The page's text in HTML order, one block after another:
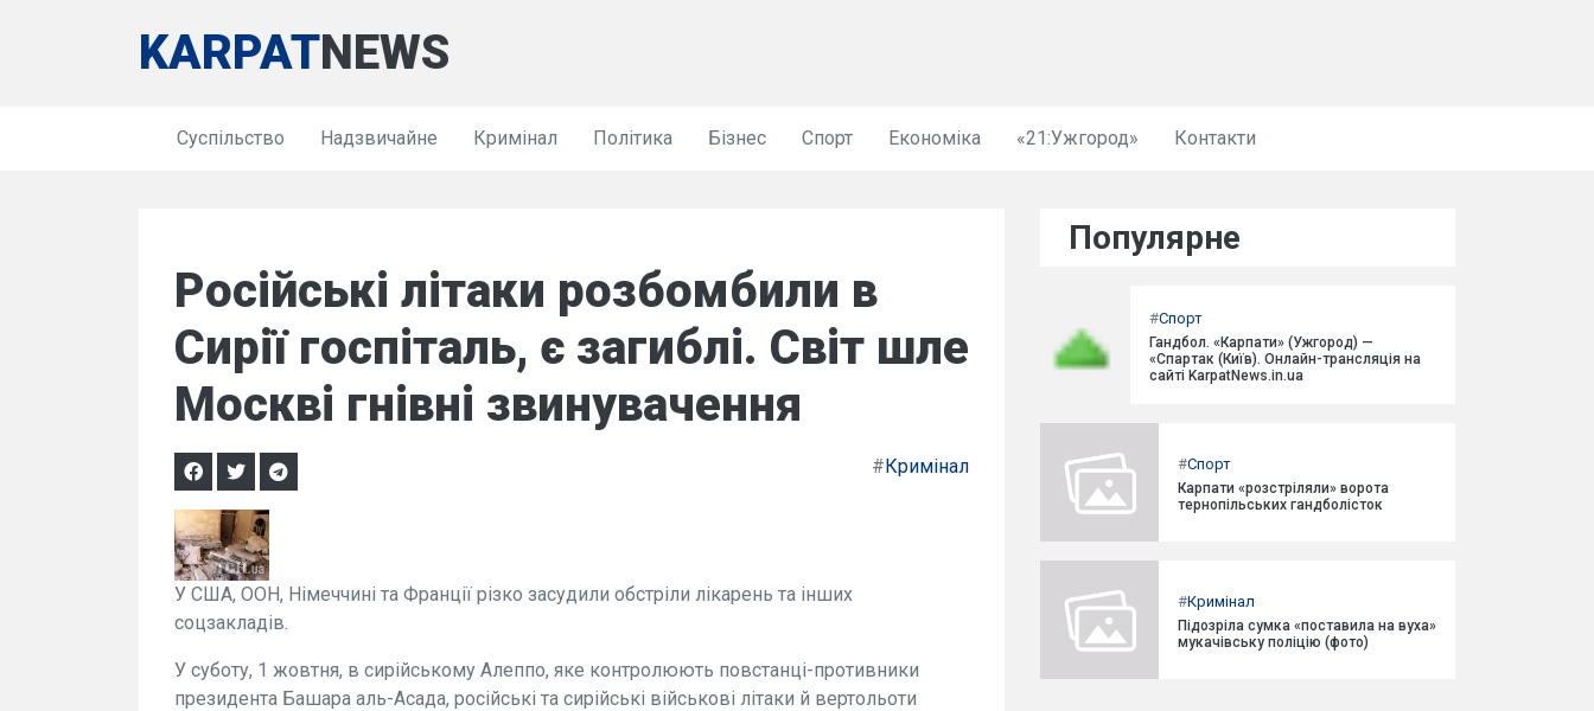
KARPATNEWS
Суспільство Надзвичайне Кримінал Політика Бізнес Спорт Економіка «21:Ужгород» Контакти
Російські літаки розбомбили в
Сирії госпіталь, є загиблі. Світ шле
Москві гнівні звинувачення
#Кримінал
У США, ООН, Німеччині та Франції різко засудили обстріли лікарень та інших
соцзакладів.
У суботу, 1 жовтня, в сирійському Алеппо, яке контролюють повстанці-противники
президента Башара аль-Асада, російські та сирійські військові літаки й вертольоти
Популярне
#Спорт
Гандбол. «Карпати» (Ужгород) —
«Спартак (Київ). Онлайн-трансляція на
сайті KarpatNews.in.ua
#Спорт
Карпати «розстріляли» ворота
тернопільських гандболісток
#Кримінал
Підозріла сумка «поставила на вуха»
мукачівську поліцію (фото)